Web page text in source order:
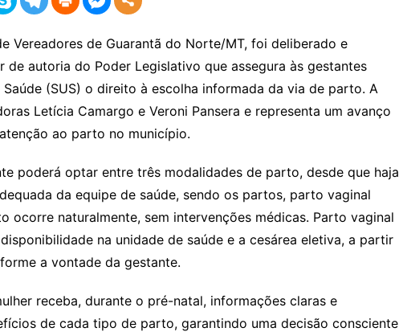
Vereadores de Guarantã do Norte/MT, foi deliberado e
autoria do Poder Legislativo que assegura às gestantes
(SUS) o direito à escolha informada da via de parto. A
Letícia Camargo e Veroni Pansera e representa um avanço
ao parto no município.
poderá optar entre três modalidades de parto, desde que haja
da equipe de saúde, sendo os partos, parto vaginal
ocorre naturalmente, sem intervenções médicas. Parto vaginal
na unidade de saúde e a cesárea eletiva, a partir
a vontade da gestante.
receba, durante o pré-natal, informações claras e
de cada tipo de parto, garantindo uma decisão consciente